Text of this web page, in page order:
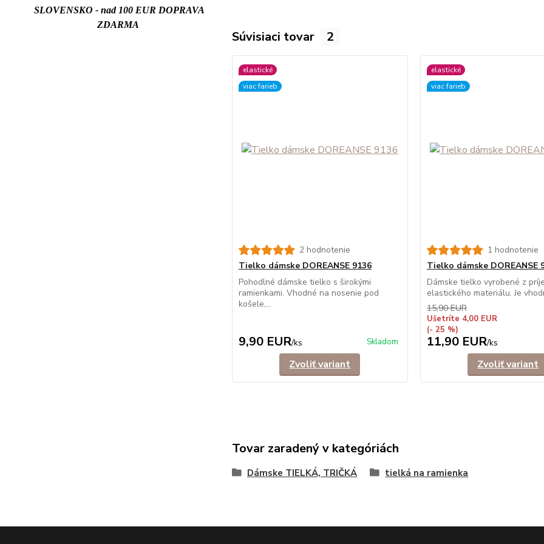
SLOVENSKO - nad 100 EUR DOPRAVA
ZDARMA
Súvisiaci tovar 2
elastické
viac farieb
2 hodnotenie
Tielko dámske DOREANSE 9136
Pohodlné dámske tielko s širokými
ramienkami. Vhodné na nosenie pod
košele,...
9,90 EUR/ks Skladom
Zvoliť variant
elastické
viac farieb
1 hodnotenie
Tielko dámske DOREANSE
Dámske tielko vyrobené z
elastického materiálu. Je
15,90 EUR
Ušetríte 4,00 EUR
(- 25 %)
11,90 EUR/ks
Zvoliť variant
Tovar zaradený v kategóriách
Dámske TIELKÁ, TRIČKÁ tielká na ramienka